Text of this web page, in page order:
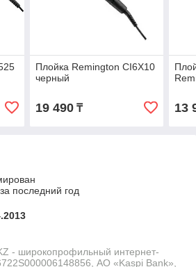
Плойка Remington CI6X10
черный
19 490₸ 13
последний год
- широкопрофильный интернет-
АО «Kaspi Bank»,